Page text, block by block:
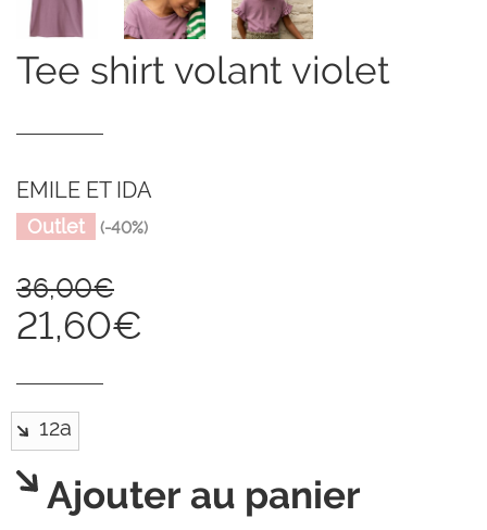
tee shirt volant violet
EMILE ET IDA
Outlet (-40%)
36,00€
21,60€
Ajouter au panier